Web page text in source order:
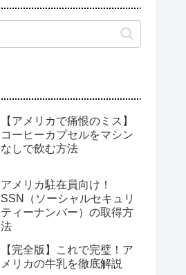
【アメリカで痛恨のミス】
コーヒーカプセルをマシン
なしで飲む方法
アメリカ駐在員向け！
SSN（ソーシャルセキュリ
ティーナンバー）の取得方
法
【完全版】これで完璧！ア
メリカの牛乳を徹底解説